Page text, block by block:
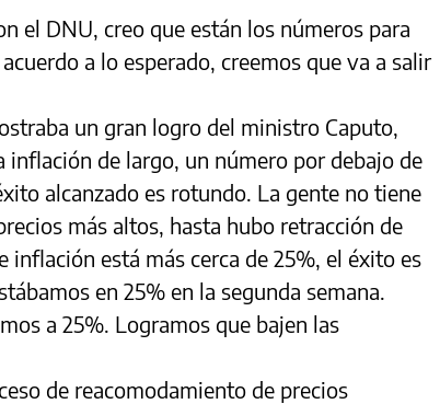
el DNU, creo que están los números para
a lo esperado, creemos que va a salir
un gran logro del ministro Caputo,
inflación de largo, un número por debajo de
alcanzado es rotundo. La gente no tiene
más altos, hasta hubo retracción de
inflación está más cerca de 25%, el éxito es
en 25% en la segunda semana.
a 25%. Logramos que bajen las
de reacomodamiento de precios